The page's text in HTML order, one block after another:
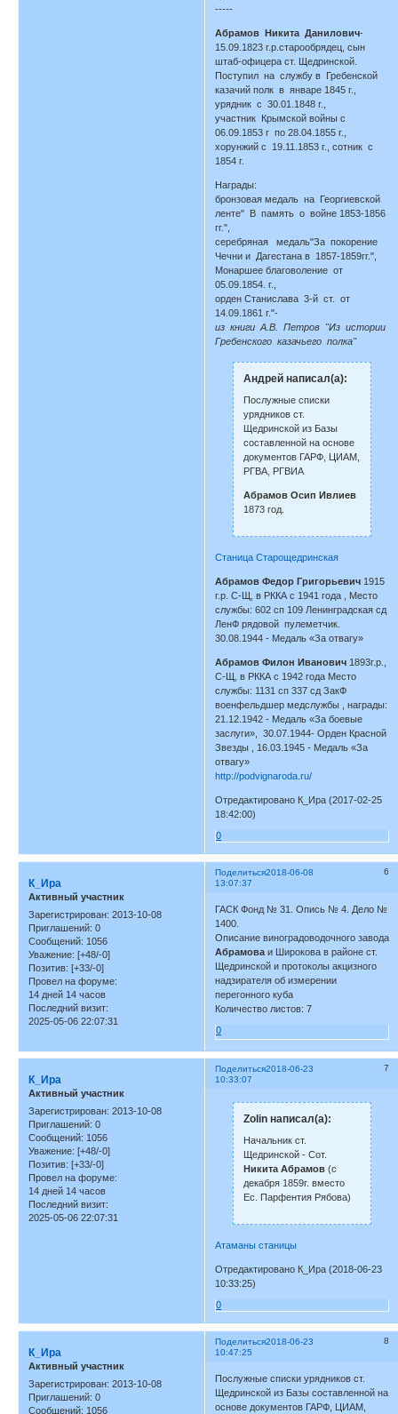
-----
Абрамов Никита Данилович-
15.09.1823 г.р.старообрядец, сын
штаб-офицера ст. Щедринской.
Поступил на службу в Гребенской
казачий полк в январе 1845 г.,
урядник с 30.01.1848 г.,
участник Крымской войны с
06.09.1853 г по 28.04.1855 г.,
хорунжий с 19.11.1853 г., сотник с
1854 г.
Награды:
бронзовая медаль на Георгиевской
ленте" В память о войне 1853-1856
гг.",
серебряная медаль"За покорение
Чечни и Дагестана в 1857-1859гг.",
Монаршее благоволение от
05.09.1854. г.,
орден Станислава 3-й ст. от
14.09.1861 г."-
из книги А.В. Петров "Из истории
Гребенского казачьего полка"
Андрей написал(а):
Послужные списки
урядников ст.
Щедринской из Базы
составленной на основе
документов ГАРФ, ЦИАМ,
РГВА, РГВИА
Абрамов Осип Ивлиев
1873 год.
Станица Старощедринская
Абрамов Федор Григорьевич 1915
г.р. С-Щ, в РККА с 1941 года , Место
службы: 602 сп 109 Ленинградская сд
ЛенФ рядовой пулеметчик.
30.08.1944 - Медаль «За отвагу»
Абрамов Филон Иванович 1893г.р.,
С-Щ, в РККА с 1942 года Место
службы: 1131 сп 337 сд ЗакФ
военфельдшер медслужбы , награды:
21.12.1942 - Медаль «За боевые
заслуги», 30.07.1944- Орден Красной
Звезды , 16.03.1945 - Медаль «За
отвагу»
http://podvignaroda.ru/
Отредактировано К_Ира (2017-02-25
18:42:00)
0
Поделиться 6
2018-06-08
13:07:37
К_Ира
Активный участник
Зарегистрирован: 2013-10-08
Приглашений: 0
Сообщений: 1056
Уважение: [+48/-0]
Позитив: [+33/-0]
Провел на форуме:
14 дней 14 часов
Последний визит:
2025-05-06 22:07:31
ГАСК Фонд № 31. Опись № 4. Дело №
1400.
Описание виноградоводочного завода
Абрамоваи Широкова в районе ст.
Щедринской и протоколы акцизного
надзирателя об измерении
перегонного куба
Количество листов: 7
0
Поделиться 7
2018-06-23
10:33:07
К_Ира
Активный участник
Зарегистрирован: 2013-10-08
Приглашений: 0
Сообщений: 1056
Уважение: [+48/-0]
Позитив: [+33/-0]
Провел на форуме:
14 дней 14 часов
Последний визит:
2025-05-06 22:07:31
Zolin написал(а):
Начальник ст.
Щедринской - Сот.
Никита Абрамов(с
декабря 1859г. вместо
Ес. Парфентия Рябова)
Атаманы станицы
Отредактировано К_Ира (2018-06-23
10:33:25)
0
Поделиться 8
2018-06-23
10:47:25
К_Ира
Активный участник
Зарегистрирован: 2013-10-08
Приглашений: 0
Сообщений: 1056
Послужные списки урядников ст.
Щедринской из Базы составленной на
основе документов ГАРФ, ЦИАМ,